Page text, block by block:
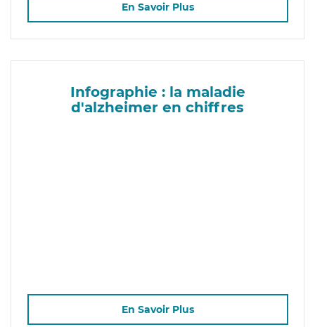
En Savoir Plus
Infographie : la maladie
d'alzheimer en chiffres
En Savoir Plus